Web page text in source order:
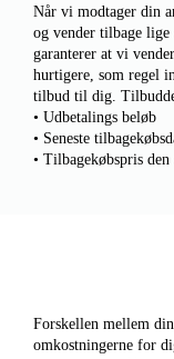
Når vi modtager din
og vender tilbage
garanterer at vi
hurtigere, som regel
tilbud til dig.
• Udbetalings beløb
• Seneste
• Tilbagekøbspris den
Forskellen mellem
omkostningerne for